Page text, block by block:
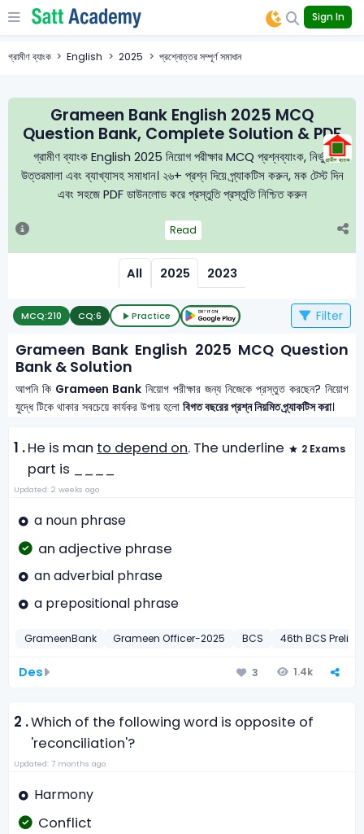
Sign In
গ্রামীণ ব্যাংক English 2025 প্রশ্নোত্তর সম্পূর্ণ সমাধান
Grameen Bank English 2025 MCQ
Question Bank, Complete Solution & PDF
গ্রামীণ ব্যাংক English 2025 নিয়োগ পরীক্ষার MCQ প্রশ্নব্যাংক, নির্ভুল
উত্তরমালা এবং ব্যাখ্যাসহ সমাধান। ২৬+ প্রশ্ন দিয়ে প্র্যাকটিস করুন, মক টেস্ট দিন
এবং সহজে PDF ডাউনলোড করে প্রস্তুতি প্রস্তুতি নিশ্চিত করুন
Read
All 2025 2023
MCQ:210 CQ:6 Practice Filter
Grameen Bank English 2025 MCQ Question
Bank & Solution
আপনি কি Grameen Bank নিয়োগ পরীক্ষার জন্য নিজেকে প্রস্তুত করছেন? নিয়োগ
যুদ্ধে টিকে থাকার সবচেয়ে কার্যকর উপায় হলোবিগত বছরের প্রশ্ন নিয়মিত প্র্যাকটিস করা।
1 .He is man to depend on. The underline
part is ____
2 Exams
Updated: 2 weeks ago
a noun phrase
an adjective phrase
an adverbial phrase
a prepositional phrase
GrameenBank Grameen Officer-2025 BCS 46th BCS Preli-
Des 3 1.4k
2 .Which of the following word is opposite of
'reconciliation'?
Updated: 7 months ago
Harmony
Conflict